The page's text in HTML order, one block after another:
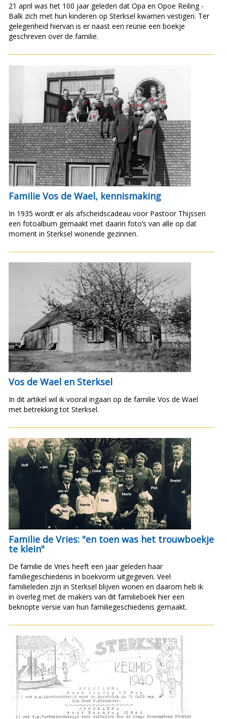
21 april was het 100 jaar geleden dat Opa en Opoe Reiling -
Balk zich met hun kinderen op Sterksel kwamen vestigen. Ter
gelegenheid hiervan is er naast een reünie een boekje
geschreven over de familie.
Familie Vos de Wael, kennismaking
In 1935 wordt er als afscheidscadeau voor Pastoor Thijssen
een fotoalbum gemaakt met daarin foto’s van alle op dat
moment in Sterksel wonende gezinnen.
Vos de Wael en Sterksel
In dit artikel wil ik vooral ingaan op de familie Vos de Wael
met betrekking tot Sterksel.
Familie de Vries: "en toen was het trouwboekje
te klein"
De familie de Vries heeft een jaar geleden haar
familiegeschiedenis in boekvorm uitgegeven. Veel
familieleden zijn in Sterksel blijven wonen en daarom heb ik
in overleg met de makers van dit familieboek hier een
beknopte versie van hun familiegeschiedenis gemaakt.